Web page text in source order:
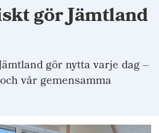
gör Jämtland
gör nytta varje dag –
vår gemensamma